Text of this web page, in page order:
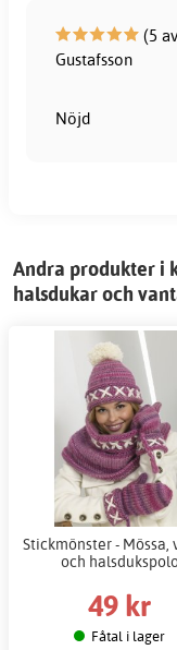
(5
Gustafsson
Nöjd
Andra produkter i
halsdukar och
Stickmönster - Mössa,
och
49 kr
Fåtal i lager